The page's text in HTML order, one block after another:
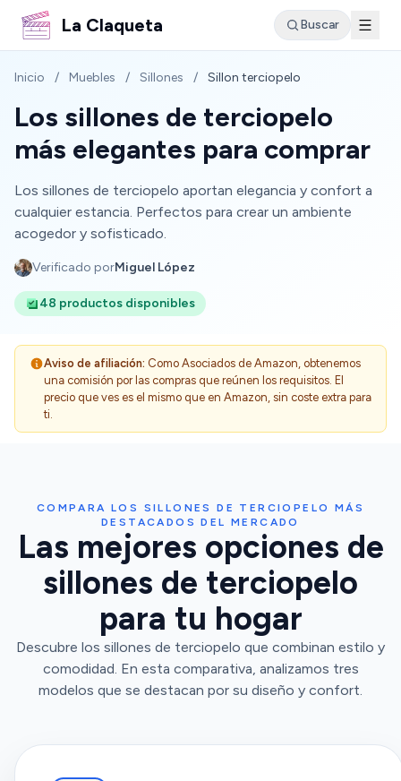
La Claqueta Buscar
Inicio / Muebles / Sillones / Sillon terciopelo
Los sillones de terciopelo
más elegantes para comprar
Los sillones de terciopelo aportan elegancia y confort a
cualquier estancia. Perfectos para crear un ambiente
acogedor y sofisticado.
Verificado porMiguel López
48 productos disponibles
Aviso de afiliación: Como Asociados de Amazon, obtenemos
una comisión por las compras que reúnen los requisitos. El
precio que ves es el mismo que en Amazon, sin coste extra para
ti.
COMPARA LOS SILLONES DE TERCIOPELO MÁS
DESTACADOS DEL MERCADO
Las mejores opciones de
sillones de terciopelo
para tu hogar
Descubre los sillones de terciopelo que combinan estilo y
comodidad. En esta comparativa, analizamos tres
modelos que se destacan por su diseño y confort.